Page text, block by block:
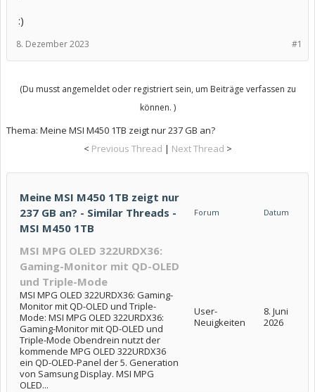
:)
#1
8. Dezember 2023
(Du musst angemeldet oder registriert sein, um Beiträge verfassen zu
können. )
Thema: Meine MSI M450 1TB zeigt nur 237 GB an?
< Previous Thread | Next Thread >
Meine MSI M450 1TB zeigt nur
237 GB an? - Similar Threads -
MSI M450 1TB
Forum Datum
MSI MPG OLED 322URDX36:
Gaming-Monitor mit QD-OLED
und Triple-Mode
MSI MPG OLED 322URDX36: Gaming-
Monitor mit QD-OLED und Triple-
Mode: MSI MPG OLED 322URDX36:
Gaming-Monitor mit QD-OLED und
Triple-Mode Obendrein nutzt der
kommende MPG OLED 322URDX36
ein QD-OLED-Panel der 5. Generation
von Samsung Display. MSI MPG
OLED...
User-
Neuigkeiten
8. Juni
2026